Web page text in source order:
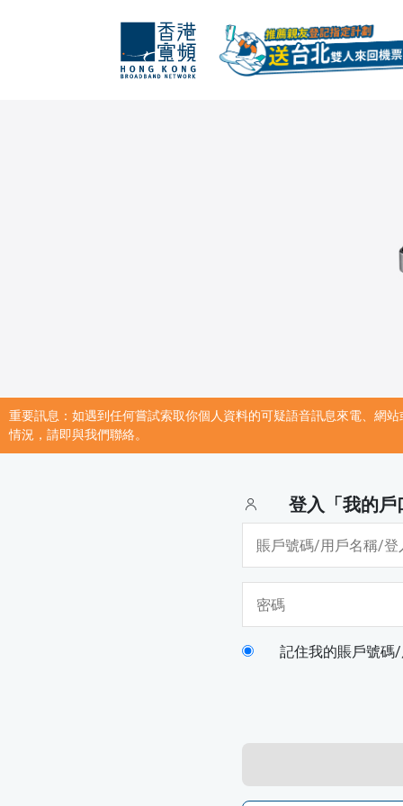
重要訊息：如遇到任何嘗試索取你個人資料的可疑語音訊息來電、網
情況，請即與我們聯絡。
登入「我的戶
記住我的賬戶號碼